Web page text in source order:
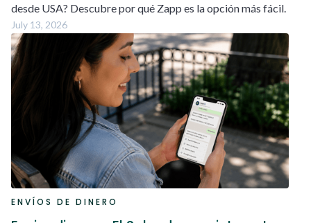
desde USA? Descubre por qué Zapp es la opción más fácil.
July 13, 2026
ENVÍOS DE DINERO